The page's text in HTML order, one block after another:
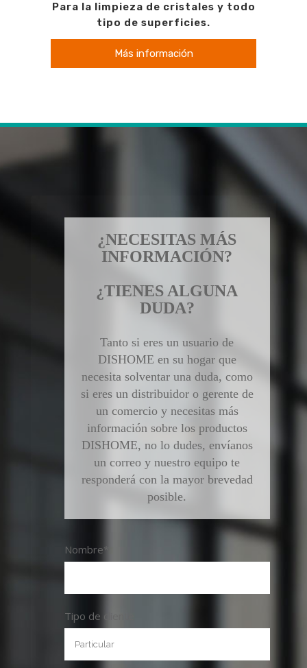
Para la limpieza de cristales y todo
tipo de superficies.
Más información
¿NECESITAS MÁS
INFORMACIÓN?
¿TIENES ALGUNA
DUDA?
Tanto si eres un usuario de
DISHOME en su hogar que
necesita solventar una duda, como
si eres un distribuidor o gerente de
un comercio y necesitas más
información sobre los productos
DISHOME, no lo dudes, envíanos
un correo y nuestro equipo te
responderá con la mayor brevedad
posible.
Nombre*
Tipo de cliente